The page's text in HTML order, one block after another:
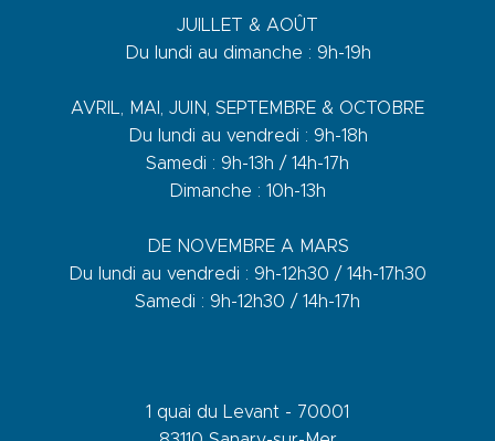
JUILLET & AOÛT
Du lundi au dimanche : 9h-19h
AVRIL, MAI, JUIN, SEPTEMBRE & OCTOBRE
Du lundi au vendredi : 9h-18h
Samedi : 9h-13h / 14h-17h
Dimanche : 10h-13h
DE NOVEMBRE A MARS
Du lundi au vendredi : 9h-12h30 / 14h-17h30
Samedi : 9h-12h30 / 14h-17h
1 quai du Levant - 70001